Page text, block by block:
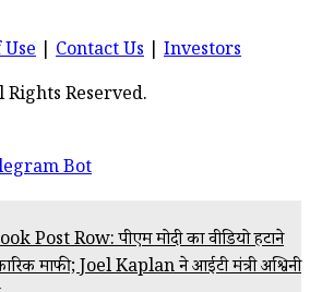
Contact Us
Investors
Reserved.
Post Row: पीएम मोदी का वीडियो हटाने
माफी; Joel Kaplan ने आईटी मंत्री अश्विनी